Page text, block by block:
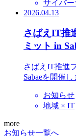
サイバー
2026.04.13
さばえIT推
ミット in
さばえIT推進
Sabaeを開催し
お知らせ
地域 × IT
more
お知らせ一覧へ